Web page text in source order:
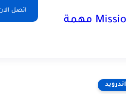
اتصل
Mission gaming مهمة